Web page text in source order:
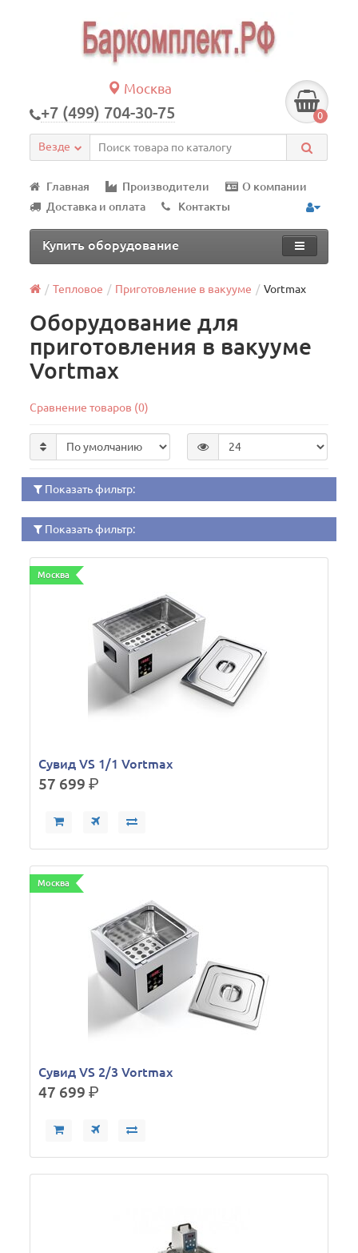
Москва
+7 (499) 704-30-75 0
Везде
Главная Производители
О компании
Доставка и оплата
Контакты
Купить оборудование
Тепловое Приготовление в вакууме Vortmax
Оборудование для
приготовления в вакууме
Vortmax
Сравнение товаров (0)
Показать фильтр:
Показать фильтр:
Москва
Сувид VS 1/1 Vortmax
57 699р.
Москва
Сувид VS 2/3 Vortmax
47 699р.